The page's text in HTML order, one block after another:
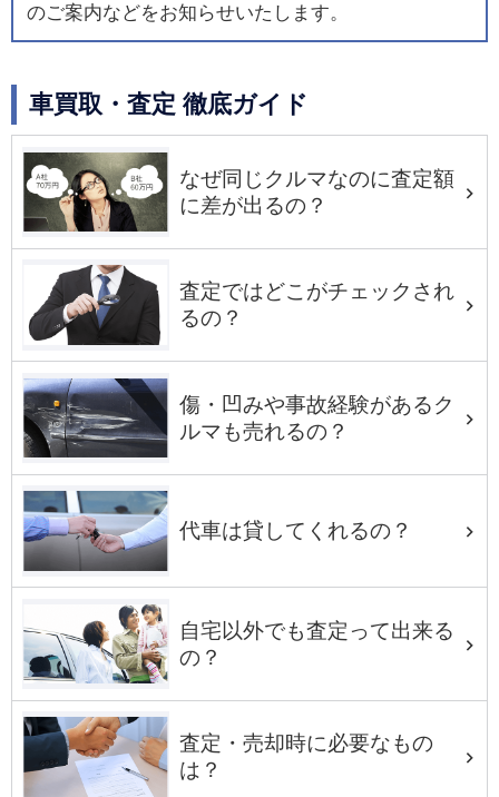
のご案内などをお知らせいたします。
車買取・査定 徹底ガイド
なぜ同じクルマなのに査定額
に差が出るの？
査定ではどこがチェックされ
るの？
傷・凹みや事故経験があるク
ルマも売れるの？
代車は貸してくれるの？
自宅以外でも査定って出来る
の？
査定・売却時に必要なもの
は？